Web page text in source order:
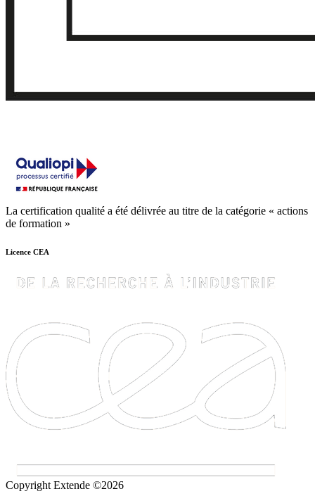
La certification qualité a été délivrée au titre de la catégorie « actions
de formation »
Licence CEA
Copyright Extende ©2026